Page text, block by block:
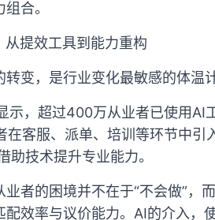
合。
从提效工具到能力重构
转变，是行业变化最敏感的体温
示，超过400万从业者已使用AI
在客服、派单、培训等环节中
助技术提升专业能力。
业者的困境并不在于“不会做”，
配效率与议价能力。AI的介入，